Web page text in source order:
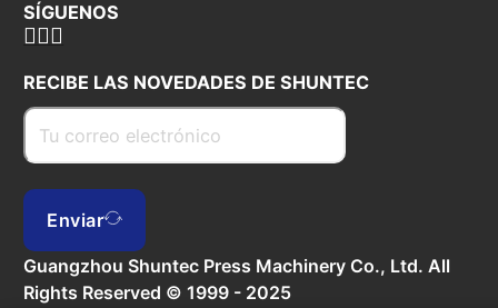
SÍGUENOS
RECIBE LAS NOVEDADES DE SHUNTEC
Enviar
Guangzhou Shuntec Press Machinery Co., Ltd. All
Rights Reserved © 1999 - 2025